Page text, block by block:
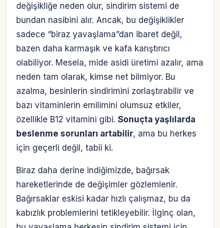
değişikliğe neden olur, sindirim sistemi de
bundan nasibini alır. Ancak, bu değişiklikler
sadece “biraz yavaşlama”dan ibaret değil,
bazen daha karmaşık ve kafa karıştırıcı
olabiliyor. Mesela, mide asidi üretimi azalır, ama
neden tam olarak, kimse net bilmiyor. Bu
azalma, besinlerin sindirimini zorlaştırabilir ve
bazı vitaminlerin emilimini olumsuz etkiler,
özellikle B12 vitamini gibi. Sonuçta yaşlılarda
beslenme sorunları artabilir, ama bu herkes
için geçerli değil, tabii ki.
Biraz daha derine indiğimizde, bağırsak
hareketlerinde de değişimler gözlemlenir.
Bağırsaklar eskisi kadar hızlı çalışmaz, bu da
kabızlık problemlerini tetikleyebilir. İlginç olan,